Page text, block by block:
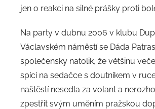
jen o reakci na silné prášky proti
Na party v dubnu 2006 v klubu
Václavském náměstí se Dáda
společensky natolik, že většinu
spící na sedačce s doutníkem v
naštěstí nesedla za volant a
zpestřit svým uměním pražskou